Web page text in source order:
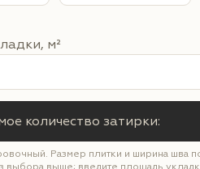
м²
количество затирки:
Размер плитки и ширина шва